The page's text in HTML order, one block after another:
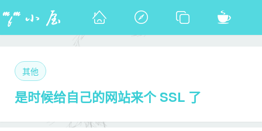
其他
是时候给自己的网站来个 SSL 了